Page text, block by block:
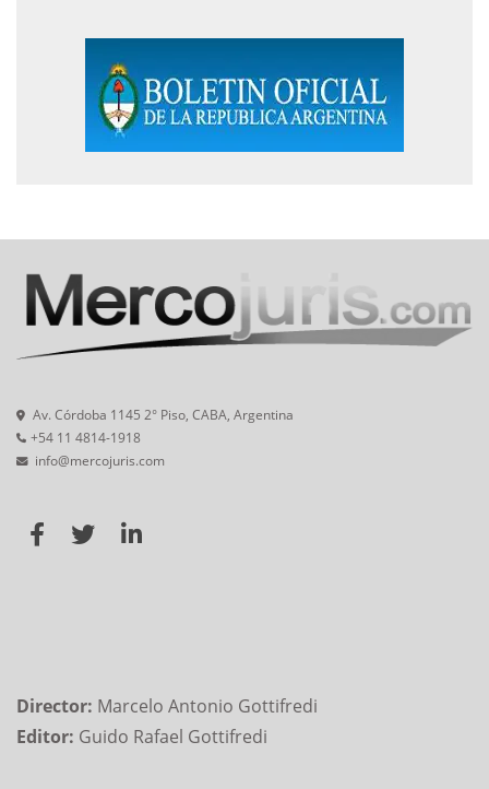
Av. Córdoba 1145 2° Piso, CABA, Argentina
+54 11 4814-1918
info@mercojuris.com
Director: Marcelo Antonio Gottifredi
Editor: Guido Rafael Gottifredi